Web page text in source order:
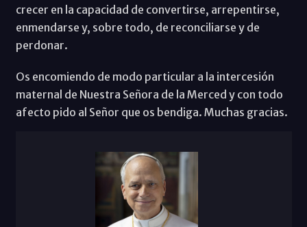
crecer en la capacidad de convertirse, arrepentirse,
enmendarse y, sobre todo, de reconciliarse y de
perdonar.
Os encomiendo de modo particular a la intercesión
maternal de Nuestra Señora de la Merced y con todo
afecto pido al Señor que os bendiga. Muchas gracias.